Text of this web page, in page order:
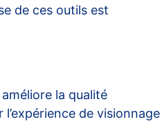
de ces outils est
la qualité
de visionnage